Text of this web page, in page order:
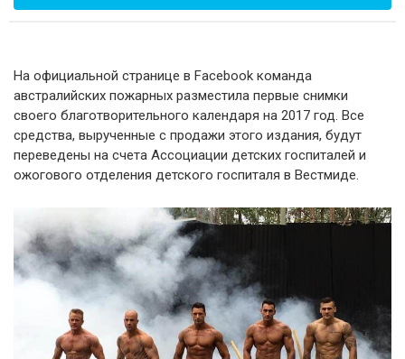
На официальной странице в Facebook команда
австралийских пожарных разместила первые снимки
cвоего благотворительного календаря на 2017 год. Все
средства, вырученные с продажи этого издания, будут
переведены на счета Ассоциации детских госпиталей и
ожогового отделения детского госпиталя в Вестмиде.